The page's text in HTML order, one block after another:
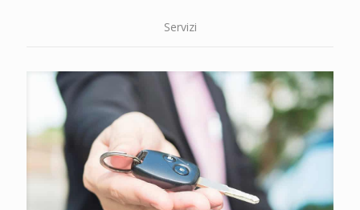
Servizi